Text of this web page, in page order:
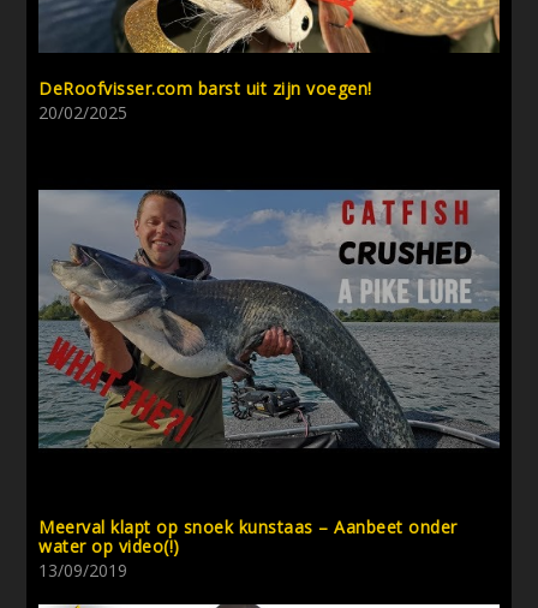
DeRoofvisser.com barst uit zijn voegen!
20/02/2025
Meerval klapt op snoek kunstaas – Aanbeet onder
water op video(!)
13/09/2019